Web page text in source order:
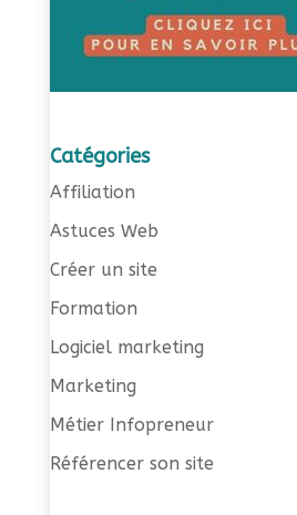
Catégories
Affiliation
Astuces Web
Créer un site
Formation
Logiciel marketing
Marketing
Métier Infopreneur
Référencer son site